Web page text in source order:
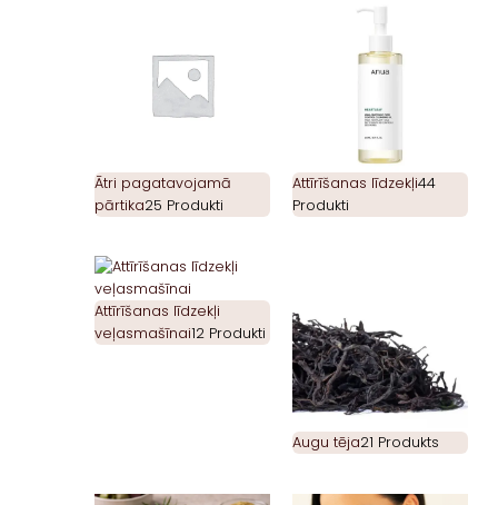
Ātri pagatavojamā
pārtika25 Produkti
Attīrīšanas līdzekļi44
Produkti
Attīrīšanas līdzekļi
veļasmašīnai12 Produkti
Augu tēja21 Produkts